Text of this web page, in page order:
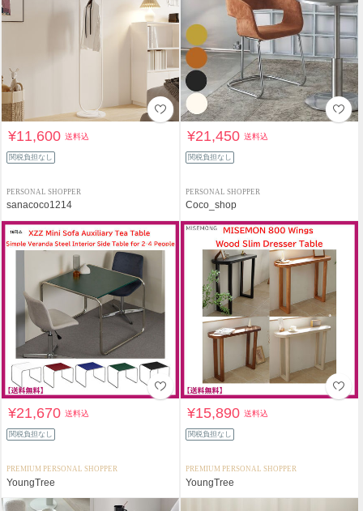
¥11,600送料込
関税負担なし
PERSONAL SHOPPER
sanacoco1214
¥21,450送料込
関税負担なし
PERSONAL SHOPPER
Coco_shop
¥21,670送料込
関税負担なし
PREMIUM PERSONAL SHOPPER
YoungTree
¥15,890送料込
関税負担なし
PREMIUM PERSONAL SHOPPER
YoungTree